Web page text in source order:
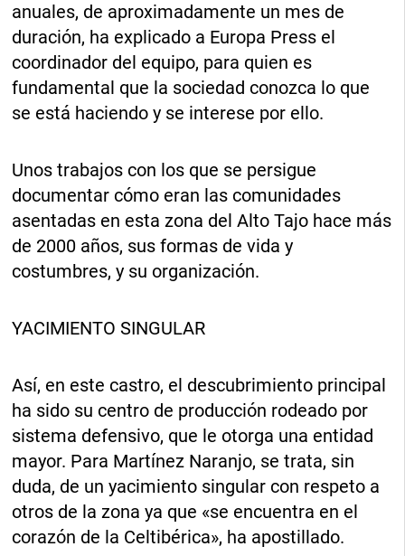
anuales, de aproximadamente un mes de
duración, ha explicado a Europa Press el
coordinador del equipo, para quien es
fundamental que la sociedad conozca lo que
se está haciendo y se interese por ello.
Unos trabajos con los que se persigue
documentar cómo eran las comunidades
asentadas en esta zona del Alto Tajo hace más
de 2000 años, sus formas de vida y
costumbres, y su organización.
YACIMIENTO SINGULAR
Así, en este castro, el descubrimiento principal
ha sido su centro de producción rodeado por
sistema defensivo, que le otorga una entidad
mayor. Para Martínez Naranjo, se trata, sin
duda, de un yacimiento singular con respeto a
otros de la zona ya que «se encuentra en el
corazón de la Celtibérica», ha apostillado.